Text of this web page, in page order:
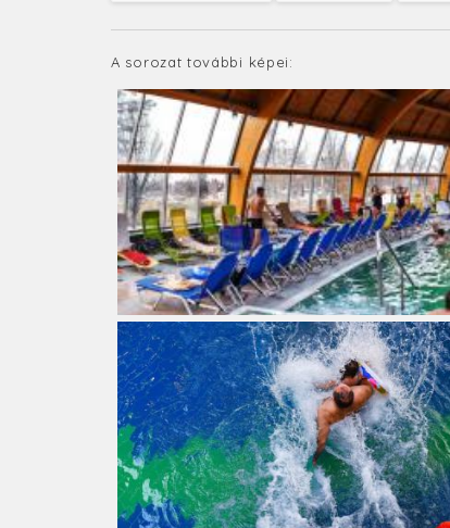
A sorozat további képei: